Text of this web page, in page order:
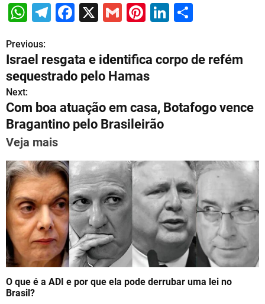
W
at
s
A
p
p
T
gr
a
m
F
c
e
b
o
o
X
G
ai
l
Pi
e
st
Li
e
n
ar
e
P
o
s
t
n
a
v
i
g
a
t
i
Previous:
Israel resgata e identifica corpo de refém
sequestrado pelo Hamas
Next:
Com boa atuação em casa, Botafogo vence
Bragantino pelo Brasileirão
Veja mais
O que é a ADI e por que ela pode derrubar uma lei no
Brasil?